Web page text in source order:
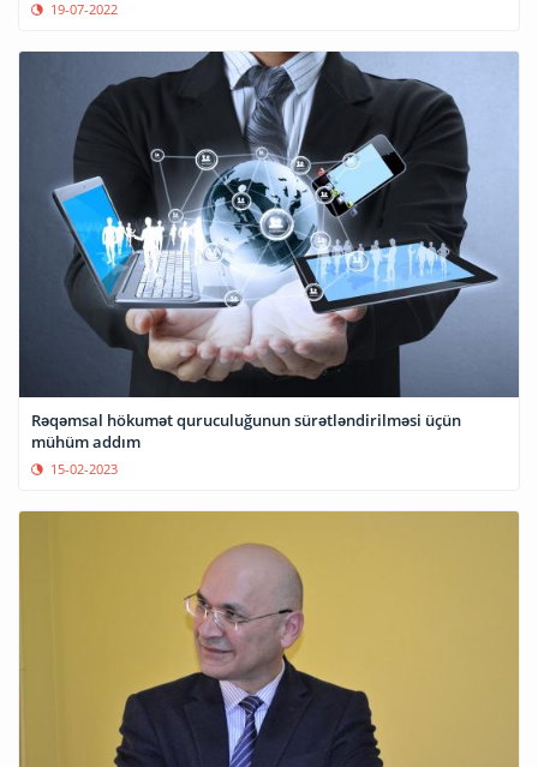
19-07-2022
Rəqəmsal hökumət quruculuğunun sürətləndirilməsi üçün
mühüm addım
15-02-2023